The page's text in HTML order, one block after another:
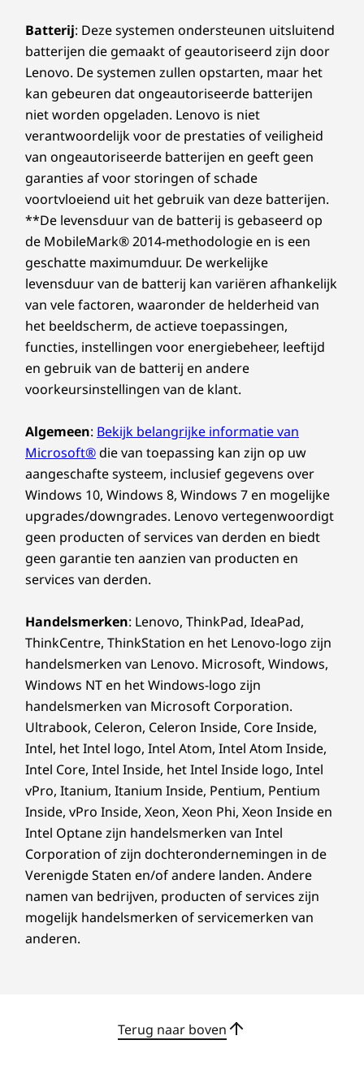
Helderheid — met mogelijkheden, zonder
compromissen
Clarity — With
Capabilities, Without
Compromise
Of je nu content maakt of ontwerpen bewerkt.
Het P16s Gen 3-workstation levert superieure
visuele kwaliteit met een 4K OLED-
beeldscherm. Elke beeldschermoptie is
voorzien van ontspiegeling en de meeste zijn
gecertificeerd voor beperkt blauw licht. De
beeldscherm zorgt voor naadloze virtuele
interacties, met een 5MP-camera en premium
microfoons.
Efficiëntie in actie: hard werken zonder
veel te doen
Efficiency in Action:
Work Hard, Tread
Lightly
Om constante prestaties voor zeer intensieve
taken te garanderen, beschikt het P16s Gen 3-
workstation over door onafhankelijke
softwareleveranciers (ISV) gecertificeerde apps
zoals Adobe®, ANSYS® , & AVID®. Het biedt
en heeft een plasticvrije verpakking. *Bekijk de
besturingssysteem, routers/AP's/gateways die wifi 6E ondersteunen, evenals de
regionale wettelijke certificeringen en spectrumtoewijzing.
** De beschikbaarheid van optionele WWAN verschilt per regio. Dit moet worden
geconfigureerd op het moment van aankoop. Hiervoor is een netwerkserviceprovider
Ondersteunde dockingstations
USB-C® Thunderbolt™ 4-dockingstation
ONTWERP
Afmetingen (H x B x D)
21,13 mm x 361,50 mm x 248,60 mm / 0,81″ x 14,24″ x
Gewicht
Vanaf 1,82 kg
Toetsenbord
TrackPoint met dubbele functionaliteit: navigeer met
de cursor of dubbeltik om het TrackPoint Quick Menu
te openen
Bestand tegen morsen
TrackPad met 3 knoppen (120 mm / 4,72″)
ThinkPad TrackPoint-toetsenbord (toetsafstand van
1,5 mm)
Numeriek toetsenblok
Kleur
Black
DUURZAAMHEID
Materiaal
90% post-consumer content (PCC) gerecycled plastic
gebruikt in 135 W-netvoedingsadapter en 100 W
smalle netvoedingsadapter
Het toetsenbord bestaat voor 90% uit magnesium-
aluminium (C-frame)
De bovenklep (A) bestaat uit 50% gerecycled
aluminium
De onderklep (D) bestaat uit 50% gerecycled
aluminium
Gesoldeerd op lage temperatuur (SSD en
Ontdek alle Laptops en ultrabooks
Batterij: Deze systemen ondersteunen uitsluitend
batterijen die gemaakt of geautoriseerd zijn door
Lenovo. De systemen zullen opstarten, maar het
kan gebeuren dat ongeautoriseerde batterijen
niet worden opgeladen. Lenovo is niet
verantwoordelijk voor de prestaties of veiligheid
van ongeautoriseerde batterijen en geeft geen
garanties af voor storingen of schade
voortvloeiend uit het gebruik van deze batterijen.
**De levensduur van de batterij is gebaseerd op
de MobileMark® 2014-methodologie en is een
geschatte maximumduur. De werkelijke
levensduur van de batterij kan variëren afhankelijk
van vele factoren, waaronder de helderheid van
het beeldscherm, de actieve toepassingen,
functies, instellingen voor energiebeheer, leeftijd
en gebruik van de batterij en andere
voorkeursinstellingen van de klant.
Algemeen: Bekijk belangrijke informatie van
Microsoft®die van toepassing kan zijn op uw
aangeschafte systeem, inclusief gegevens over
Windows 10, Windows 8, Windows 7 en mogelijke
upgrades/downgrades. Lenovo vertegenwoordigt
geen producten of services van derden en biedt
geen garantie ten aanzien van producten en
services van derden.
Handelsmerken: Lenovo, ThinkPad, IdeaPad,
ThinkCentre, ThinkStation en het Lenovo-logo zijn
handelsmerken van Lenovo. Microsoft, Windows,
Windows NT en het Windows-logo zijn
handelsmerken van Microsoft Corporation.
Ultrabook, Celeron, Celeron Inside, Core Inside,
Intel, het Intel logo, Intel Atom, Intel Atom Inside,
Intel Core, Intel Inside, het Intel Inside logo, Intel
vPro, Itanium, Itanium Inside, Pentium, Pentium
Inside, vPro Inside, Xeon, Xeon Phi, Xeon Inside en
Intel Optane zijn handelsmerken van Intel
Corporation of zijn dochterondernemingen in de
Verenigde Staten en/of andere landen. Andere
namen van bedrijven, producten of services zijn
mogelijk handelsmerken of servicemerken van
anderen.
Terug naar boven